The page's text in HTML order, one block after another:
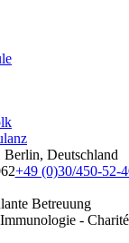
Berlin, Deutschland
+49 (0)30/450-52-
Betreuung
-